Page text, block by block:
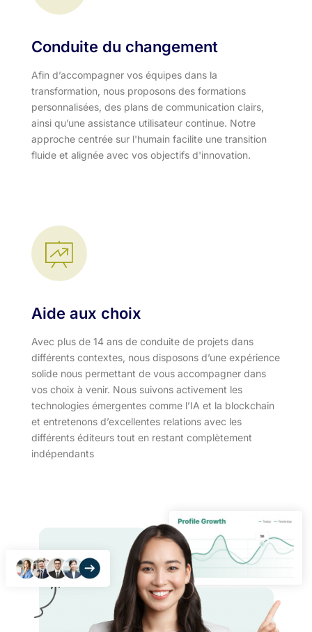
Conduite du changement
Afin d’accompagner vos équipes dans la
transformation, nous proposons des formations
personnalisées, des plans de communication clairs,
ainsi qu’une assistance utilisateur continue. Notre
approche centrée sur l'humain facilite une transition
fluide et alignée avec vos objectifs d'innovation.​
Aide aux choix
Avec plus de 14 ans de conduite de projets dans
différents contextes, nous disposons d’une expérience
solide nous permettant de vous accompagner dans
vos choix à venir. Nous suivons activement les
technologies émergentes comme l’IA et la blockchain
et entretenons d’excellentes relations avec les
différents éditeurs tout en restant complètement
indépendants